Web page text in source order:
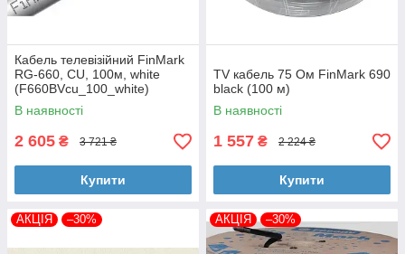
Кабель телевізійний FinMark
RG-660, CU, 100м, white
(F660BVcu_100_white)
В наявності
2 605 ₴ 3 721 ₴
Купити
TV кабель 75 Ом FinMark 690
black (100 м)
В наявності
1 557 ₴ 2 224 ₴
Купити
АКЦІЯ –30% АКЦІЯ –30%